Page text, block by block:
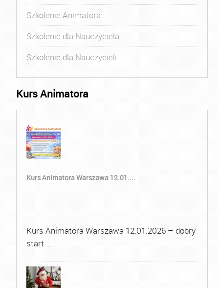
Szkolenie Animatora
Szkolenie dla Nauczyciela
Szkolenie dla Nauczycieli
Kurs Animatora
Kurs Animatora Warszawa 12.01....
Kurs Animatora Warszawa 12.01.2026 – dobry
start …